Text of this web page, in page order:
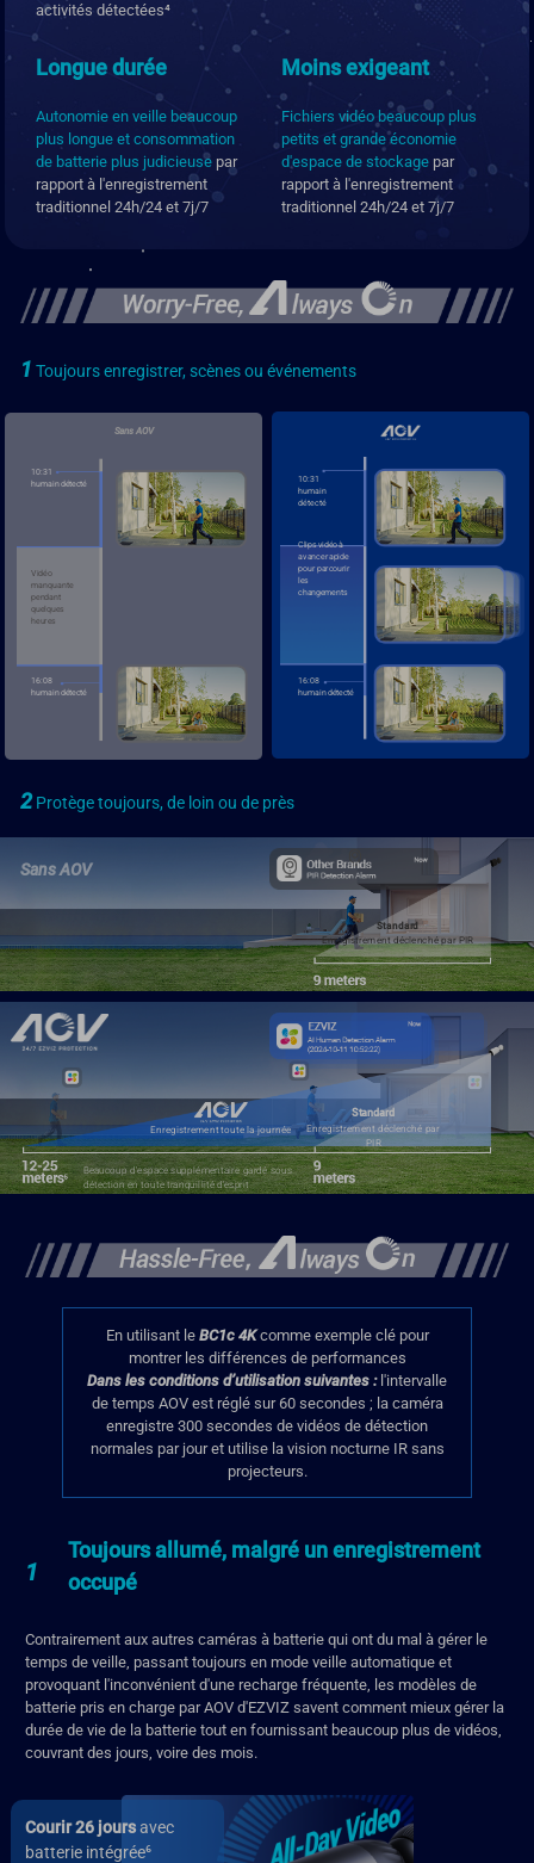
activités détectées⁴
Longue durée
Autonomie en veille beaucoup
plus longue et consommation
de batterie plus judicieuse par
rapport à l'enregistrement
traditionnel 24h/24 et 7j/7
Moins exigeant
Fichiers vidéo beaucoup plus
petits et grande économie
d'espace de stockage par
rapport à l'enregistrement
traditionnel 24h/24 et 7j/7
1 Toujours enregistrer, scènes ou événements
Sans AOV
10:31
humain détecté
Vidéo
manquante
pendant
quelques
heures
16:08
humain détecté
10:31
humain
détecté
Clips vidéo à
avance rapide
pour parcourir
les
changements
16:08
humain détecté
2Protège toujours, de loin ou de près
Sans AOV
Standard
Enregistrement déclenché par PIR
Enregistrement toute la journée
Standard
Enregistrement déclenché par
PIR
Beaucoup d'espace supplémentaire gardé sous
détection en toute tranquillité d'esprit
En utilisant le BC1c 4Kcomme exemple clé pour
montrer les différences de performances
Dans les conditions d’utilisation suivantes :l'intervalle
de temps AOV est réglé sur 60 secondes ; la caméra
enregistre 300 secondes de vidéos de détection
normales par jour et utilise la vision nocturne IR sans
projecteurs.
1
Toujours allumé, malgré un enregistrement
occupé
Contrairement aux autres caméras à batterie qui ont du mal à gérer le
temps de veille, passant toujours en mode veille automatique et
provoquant l'inconvénient d'une recharge fréquente, les modèles de
batterie pris en charge par AOV d'EZVIZ savent comment mieux gérer la
durée de vie de la batterie tout en fournissant beaucoup plus de vidéos,
couvrant des jours, voire des mois.
Courir 26 joursavec
batterie intégrée⁶